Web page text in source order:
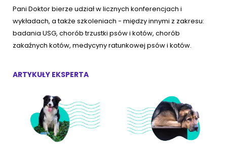
RASY PSÓW
Sznaucer miniaturowy
Owczarek niemiecki
Kot brytyjski
Kot syberyjski
Kot perski
Kot rosyjski niebieski
Pani Doktor bierze udział w licznych konferencjach i
wykładach, a także szkoleniach - między innymi z zakresu:
badania USG, chorób trzustki psów i kotów, chorób
zakaźnych kotów, medycyny ratunkowej psów i kotów.
ARTYKUŁY EKSPERTA